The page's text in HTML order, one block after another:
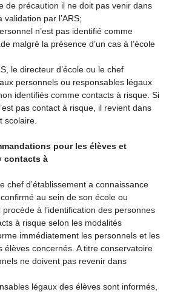
de précaution il ne doit pas venir dans
validation par l’ARS;
n’est pas identifié comme
malgré la présence d’un cas à l’école
le directeur d’école ou le chef
personnels ou responsables légaux
identifiés comme contacts à risque. Si
pas contact à risque, il revient dans
scolaire.
pour les élèves et
contacts à
chef d’établissement a connaissance
au sein de son école ou
à l’identification des personnes
à risque selon les modalités
immédiatement les personnels et les
élèves concernés. A titre conservatoire
ne doivent pas revenir dans
légaux des élèves sont informés,